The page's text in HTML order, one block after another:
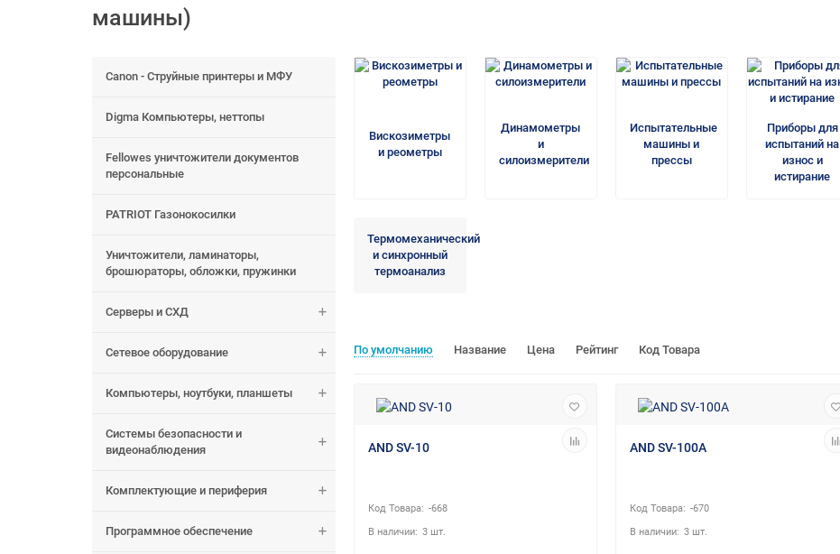
машины)
Canon - Струйные принтеры и МФУ
Digma Компьютеры, неттопы
Fellowes уничтожители документов
персональные
PATRIOT Газонокосилки
Уничтожители, ламинаторы,
брошюраторы, обложки, пружинки
Серверы и СХД
Сетевое оборудование
Компьютеры, ноутбуки, планшеты
Системы безопасности и
видеонаблюдения
Комплектующие и периферия
Программное обеспечение
Вискозиметры
и реометры
Динамометры
и
силоизмерители
Испытательные
машины и
прессы
Приборы для
испытаний на
износ и
истирание
Термомеханический
и синхронный
термоанализ
По умолчанию Название Цена Рейтинг Код Товара
AND SV-10
-668
3 шт.
AND SV-100A
-670
3 шт.